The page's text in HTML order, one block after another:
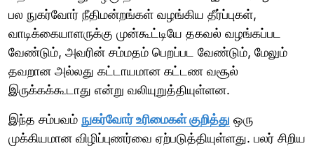
பல நுகர்வோர் நீதிமன்றங்கள் வழங்கிய தீர்ப்புகள்,
வாடிக்கையாளருக்கு முன்கூட்டியே தகவல் வழங்கப்பட
வேண்டும், அவரின் சம்மதம் பெறப்பட வேண்டும், மேலும்
தவறான அல்லது கட்டாயமான கட்டண வசூல்
இருக்கக்கூடாது என்று வலியுறுத்தியுள்ளன.
இந்த சம்பவம் நுகர்வோர் உரிமைகள் குறித்து ஒரு
முக்கியமான விழிப்புணர்வை ஏற்படுத்தியுள்ளது. பலர் சிறிய